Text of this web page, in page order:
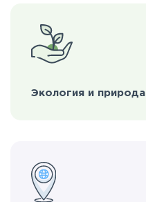
Экология и природа